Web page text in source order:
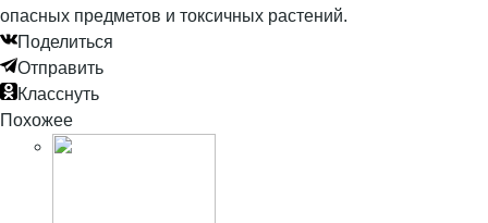
опасных предметов и токсичных растений.
Поделиться
Отправить
Класснуть
Похожее